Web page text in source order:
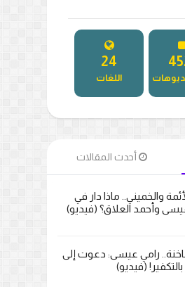
27
اللغات
أحدث المقالات
والخميني.. ماذا دار في
وأحمد العلاق؟ (فيديو)
رامي عيسى: دعوت إلى
(فيديو)